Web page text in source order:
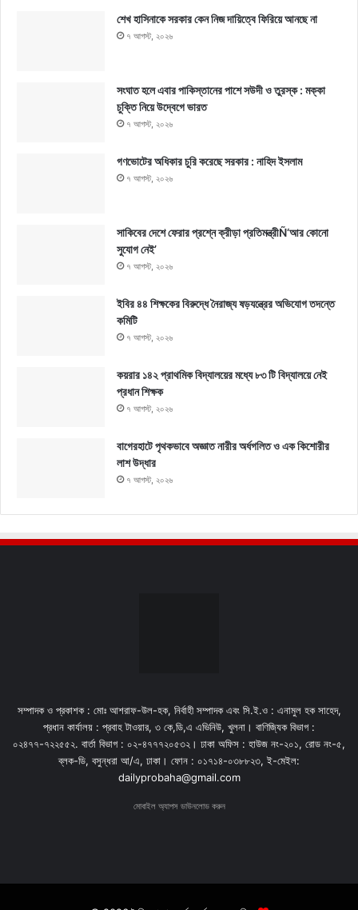
শেখ হাসিনাকে সরকার কেন নিজ দায়িত্বে ফিরিয়ে আনছে না
৭ আগস্ট, ২০২৬
সংঘাত হলে এবার পাকিস্তানের পাশে সউদী ও তুরস্ক : মক্কা
চুক্তি নিয়ে উদ্বেগে ভারত
৭ আগস্ট, ২০২৬
গণভোটের অধিকার চুরি করেছে সরকার : নাহিদ ইসলাম
৭ আগস্ট, ২০২৬
সাকিবের দেশে ফেরার প্রশ্নে ক্রীড়া প্রতিমন্ত্রীÑ‘আর কোনো
সুযোগ নেই’
৭ আগস্ট, ২০২৬
ইবির ৪৪ শিক্ষকের বিরুদ্ধে নৈরাজ্য ষড়যন্ত্রের অভিযোগ তদন্তে
কমিটি
৭ আগস্ট, ২০২৬
কয়রার ১৪২ প্রাথমিক বিদ্যালয়ের মধ্যে ৮৩ টি বিদ্যালয়ে নেই
প্রধান শিক্ষক
৭ আগস্ট, ২০২৬
বাগেরহাটে পৃথকভাবে অজ্ঞাত নারীর অর্ধগলিত ও এক কিশোরীর
লাশ উদ্ধার
৭ আগস্ট, ২০২৬
সম্পাদক ও প্রকাশক : মোঃ আশরাফ-উল-হক, নির্বাহী সম্পাদক এবং সি.ই.ও : এনামুল হক সাহেদ,
প্রধান কার্যালয় : প্রবাহ টাওয়ার, ৩ কে,ডি,এ এভিনিউ, খুলনা। বাণিজ্যিক বিভাগ :
০২৪৭৭-৭২২৫৫২. বার্তা বিভাগ : ০২-৪৭৭৭২০৫৩২। ঢাকা অফিস : হাউজ নং-২০১, রোড নং-৫,
ব্লক-ডি, বসুন্ধরা আ/এ, ঢাকা। ফোন : ০১৭১৪-০৩৮৮২৩, ই-মেইল:
dailyprobaha@gmail.com
মোবাইল অ্যাপস ডাউনলোড করুন